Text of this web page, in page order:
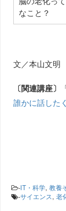
なこと？
文／本山文明
〔関連講座〕
誰かに話した
-IT・科学,教養
-サイエンス,老